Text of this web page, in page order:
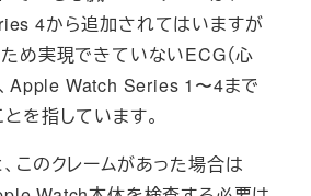
4から追加されてはいますが
め実現できていないECG（心
Apple Watch Series 1〜4まで
を指しています。
このクレームがあった場合は